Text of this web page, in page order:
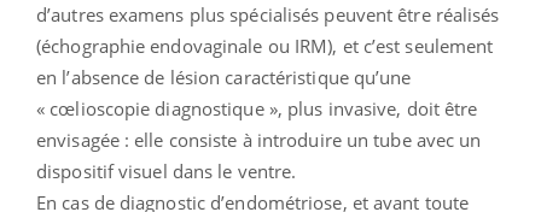
d’autres examens plus spécialisés peuvent être réalisés
(échographie endovaginale ou IRM), et c’est seulement
en l’absence de lésion caractéristique qu’une
« cœlioscopie diagnostique », plus invasive, doit être
envisagée : elle consiste à introduire un tube avec un
dispositif visuel dans le ventre.
En cas de diagnostic d’endométriose, et avant toute